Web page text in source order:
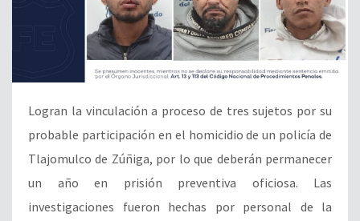
Logran la vinculación a proceso de tres sujetos por su
probable participación en el homicidio de un policía de
Tlajomulco de Zúñiga, por lo que deberán permanecer
un año en prisión preventiva oficiosa. Las
investigaciones fueron hechas por personal de la